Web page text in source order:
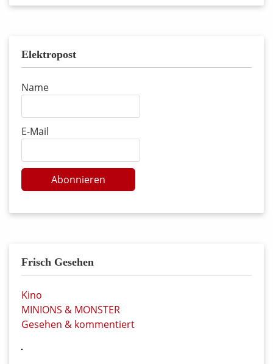
Elektropost
Name
E-Mail
Abonnieren
Frisch Gesehen
Kino
MINIONS & MONSTER
Gesehen & kommentiert